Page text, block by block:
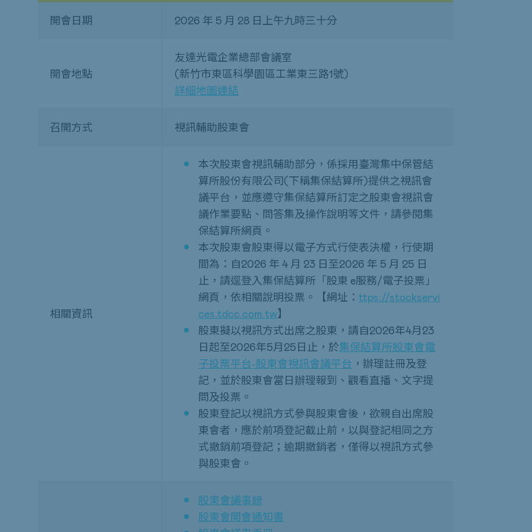
開會日期 2026 年 5 月 28 日上午九時三十分
開會地點
友達光電企業總部會議室
(新竹市東區科學園區工業東三路1號)
詳細地圖連結
召開方式 視訊輔助股東會
相關資訊
本次股東會視訊輔助部分，係採用臺灣集中保管結
算所股份有限公司(下稱集保結算所)提供之視訊會
議平台，並應遵守集保結算所訂定之股東會視訊會
議作業要點、問答集及操作說明等文件，請參閱集
保結算所網頁。
本次股東會股東得以電子方式行使表決權，行使期
間為：自2026 年 4 月 23 日至2026 年 5 月 25 日
止，請逕登入集保結算所「股東 e服務/電子投票」
網頁，依相關說明投票。【網址： ttps://stockservi
ces.tdcc.com.tw】
股東擬以視訊方式出席之股東，請自2026年4月23
日起至2026年5月25日止，於集保結算所股東會電
子投票平台-股東會視訊會議平台 ，辦理註冊及登
記，並於股東會當日辦理報到、觀看直播、文字提
問及投票。
股東登記以視訊方式參與股東會後，欲親自出席股
東會者，應於前項登記截止前，以與登記相同之方
式撤銷前項登記；逾期撤銷者，僅得以視訊方式參
與股東會。
股東會議事錄
股東會開會通知書